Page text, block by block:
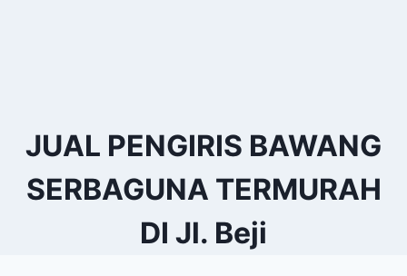
JUAL PENGIRIS BAWANG
SERBAGUNA TERMURAH
DI Jl. Beji